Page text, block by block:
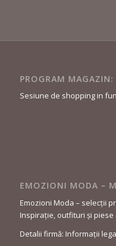
PROGRAM MAGAZIN:
Sesiune de shopping in
EMOZIONI MODA –
Emozioni Moda – selecții
Inspirație, outfituri și piese
Detalii firmă: Informații